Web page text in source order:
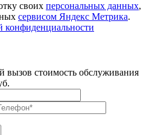
своих персональных данных,
сервисом Яндекс Метрика.
конфиденциальности
стоимость обслуживания